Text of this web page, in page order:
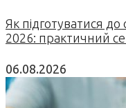
Як підготуватися
2026: практичний
06.08.2026